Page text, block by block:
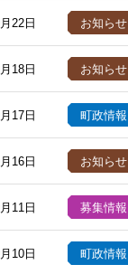
22日 お知らせ
18日 お知らせ
17日 町政情報
16日 お知らせ
11日 募集情報
10日 町政情報